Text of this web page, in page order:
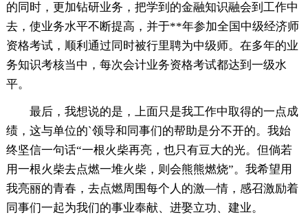
的同时，更加钻研业务，把学到的金融知识融会到工作中
去，使业务水平不断提高，并于**年参加全国中级经济师
资格考试，顺利通过同时被行里聘为中级师。在多年的业
务知识考核当中，每次会计业务资格考试都达到一级水
平。
最后，我想说的是，上面只是我工作中取得的一点成
绩，这与单位的`领导和同事们的帮助是分不开的。我始
终坚信一句话“一根火柴再亮，也只有豆大的光。但倘若
用一根火柴去点燃一堆火柴，则会熊熊燃烧”。我希望用
我亮丽的青春，去点燃周围每个人的激—情，感召激励着
同事们一起为我们的事业奉献、进娶立功、建业。